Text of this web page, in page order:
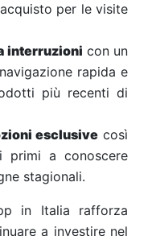
per le visite
interruzioni con un
rapida e
più recenti di
esclusive così
primi a conoscere
stagionali.
in Italia rafforza
a investire nel